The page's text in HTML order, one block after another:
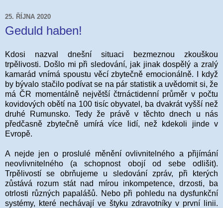
25. ŘÍJNA 2020
Geduld haben!
Kdosi nazval dnešní situaci bezmeznou zkouškou
trpělivosti. Došlo mi při sledování, jak jinak dospělý a zralý
kamarád vnímá spoustu věcí zbytečně emocionálně. I když
by bývalo stačilo podívat se na pár statistik a uvědomit si, že
má ČR momentálně největší čtrnáctidenní průměr v počtu
kovidových obětí na 100 tisíc obyvatel, ba dvakrát vyšší než
druhé Rumunsko. Tedy že právě v těchto dnech u nás
předčasně zbytečně umírá více lidí, než kdekoli jinde v
Evropě.
A nejde jen o proslulé měnění ovlivnitelného a přijímání
neovlivnitelného (a schopnost obojí od sebe odlišit).
Trpělivostí se obrňujeme u sledování zpráv, při kterých
zůstává rozum stát nad mírou inkompetence, drzosti, ba
otrlosti různých papalášů. Nebo při pohledu na dysfunkční
systémy, které nechávají ve štyku zdravotníky v první linii.